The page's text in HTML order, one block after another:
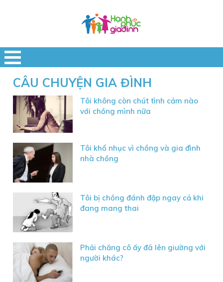
CÂU CHUYỆN GIA ĐÌNH
Tôi không còn chút tình cảm nào
với chồng mình nữa
Tôi khổ nhục vì chồng và gia đình
nhà chồng
Tôi bị chồng đánh đập ngay cả khi
đang mang thai
Phải chăng cô ấy đã lên giường với
người khác?